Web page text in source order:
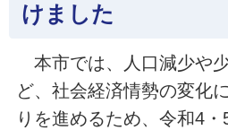
けました
本市では、人口減少や
ど、社会経済情勢の変化
りを進めるため、令和4